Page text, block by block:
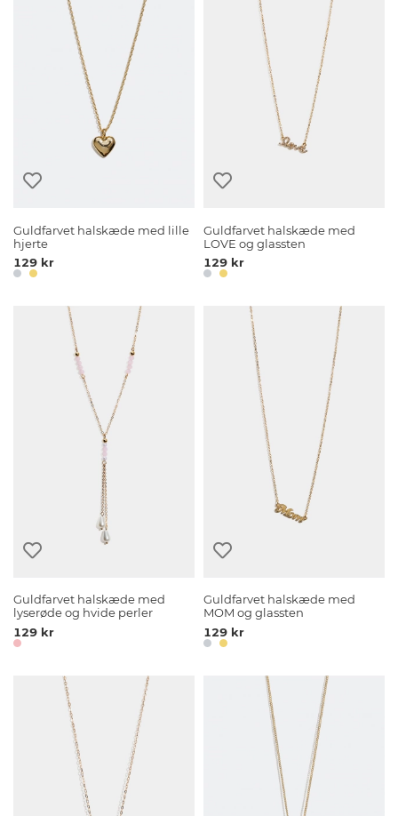
Guldfarvet halskæde med lille
hjerte
129 kr
Guldfarvet halskæde med
LOVE og glassten
129 kr
Guldfarvet halskæde med
lyserøde og hvide perler
129 kr
Guldfarvet halskæde med
MOM og glassten
129 kr